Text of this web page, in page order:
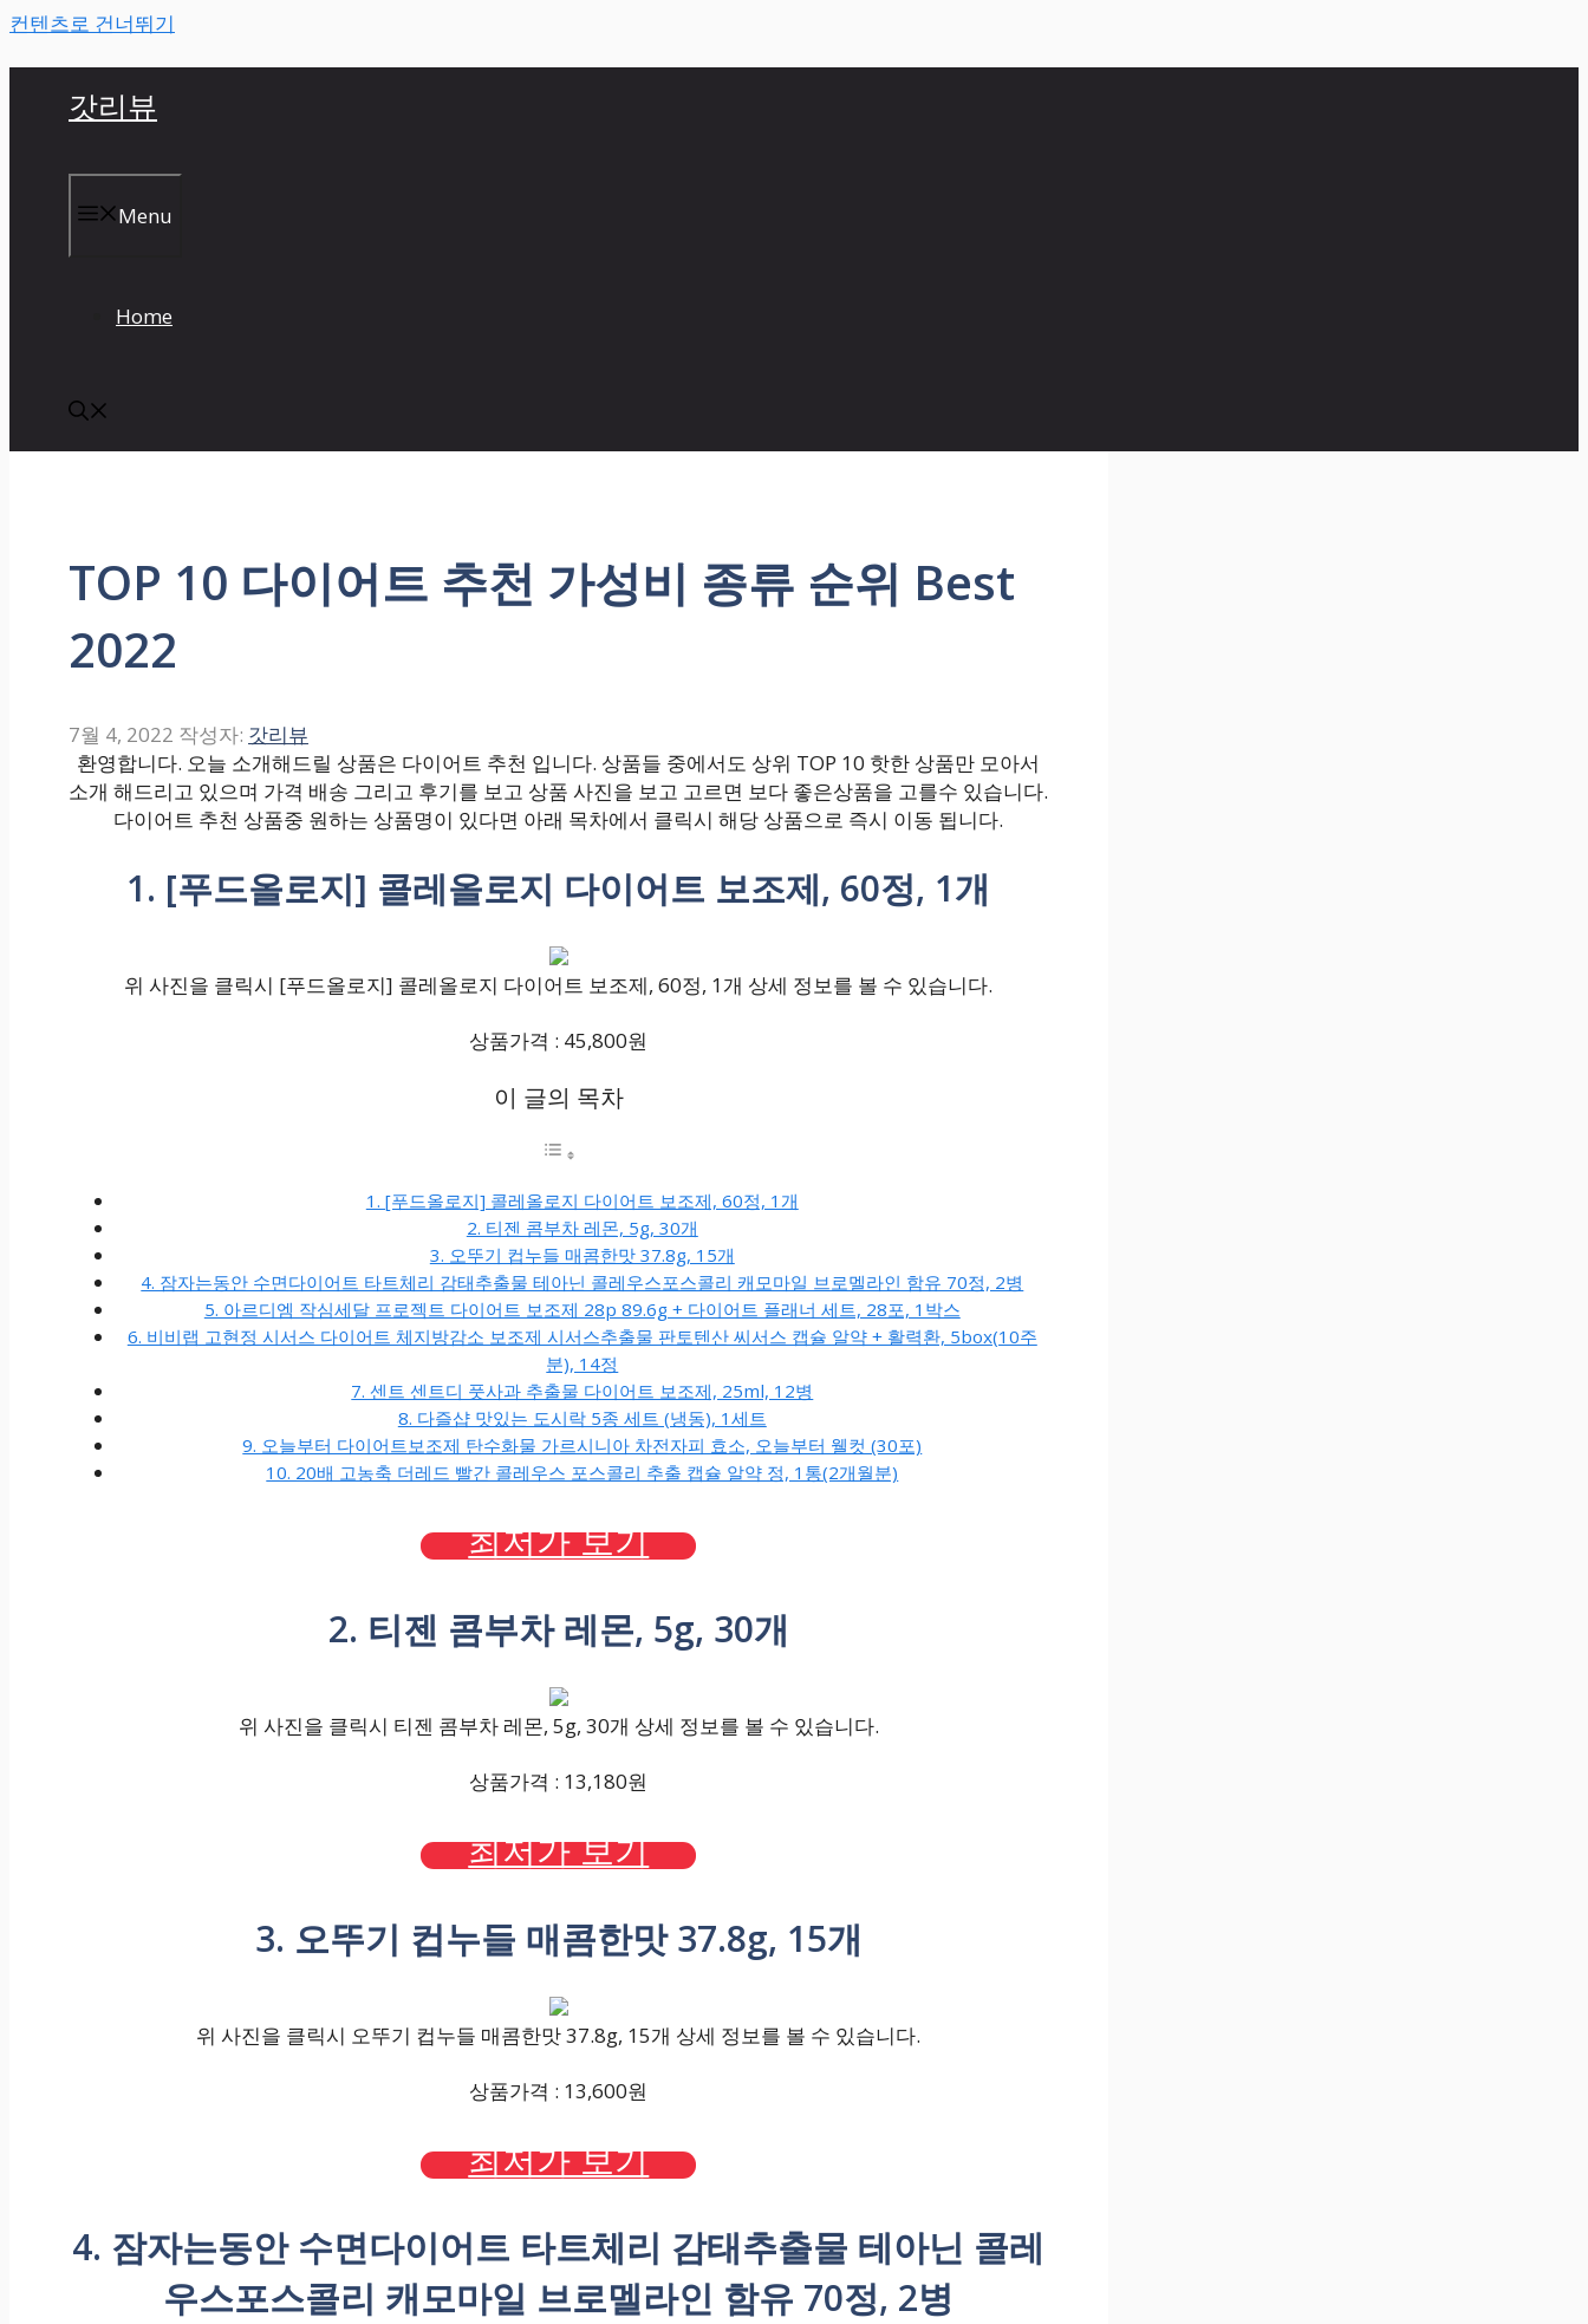
컨텐츠로 건너뛰기
갓리뷰
Menu
Home
TOP 10 다이어트 추천 가성비 종류 순위 Best
2022
7월 4, 2022 작성자: 갓리뷰
환영합니다. 오늘 소개해드릴 상품은 다이어트 추천 입니다. 상품들 중에서도 상위 TOP 10 핫한 상품만 모아서
소개 해드리고 있으며 가격 배송 그리고 후기를 보고 상품 사진을 보고 고르면 보다 좋은상품을 고를수 있습니다.
다이어트 추천 상품중 원하는 상품명이 있다면 아래 목차에서 클릭시 해당 상품으로 즉시 이동 됩니다.
1. [푸드올로지] 콜레올로지 다이어트 보조제, 60정, 1개
위 사진을 클릭시 [푸드올로지] 콜레올로지 다이어트 보조제, 60정, 1개 상세 정보를 볼 수 있습니다.
상품가격 : 45,800원
이 글의 목차
1. [푸드올로지] 콜레올로지 다이어트 보조제, 60정, 1개
2. 티젠 콤부차 레몬, 5g, 30개
3. 오뚜기 컵누들 매콤한맛 37.8g, 15개
4. 잠자는동안 수면다이어트 타트체리 감태추출물 테아닌 콜레우스포스콜리 캐모마일 브로멜라인 함유 70정, 2병
5. 아르디엠 작심세달 프로젝트 다이어트 보조제 28p 89.6g + 다이어트 플래너 세트, 28포, 1박스
6. 비비랩 고현정 시서스 다이어트 체지방감소 보조제 시서스추출물 판토텐산 씨서스 캡슐 알약 + 활력환, 5box(10주
분), 14정
7. 센트 센트디 풋사과 추출물 다이어트 보조제, 25ml, 12병
8. 다즐샵 맛있는 도시락 5종 세트 (냉동), 1세트
9. 오늘부터 다이어트보조제 탄수화물 가르시니아 차전자피 효소, 오늘부터 웰컷 (30포)
10. 20배 고농축 더레드 빨간 콜레우스 포스콜리 추출 캡슐 알약 정, 1통(2개월분)
최저가 보기
2. 티젠 콤부차 레몬, 5g, 30개
위 사진을 클릭시 티젠 콤부차 레몬, 5g, 30개 상세 정보를 볼 수 있습니다.
상품가격 : 13,180원
최저가 보기
3. 오뚜기 컵누들 매콤한맛 37.8g, 15개
위 사진을 클릭시 오뚜기 컵누들 매콤한맛 37.8g, 15개 상세 정보를 볼 수 있습니다.
상품가격 : 13,600원
최저가 보기
4. 잠자는동안 수면다이어트 타트체리 감태추출물 테아닌 콜레
우스포스콜리 캐모마일 브로멜라인 함유 70정, 2병